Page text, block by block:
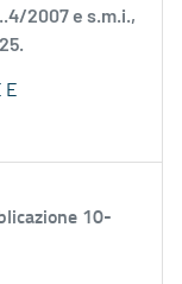
2007 e s.m.i.,
E
10-